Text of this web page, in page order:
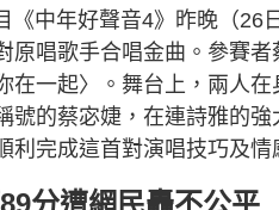
《中年好聲音4》昨晚（26
原唱歌手合唱金曲。參賽
在一起〉。舞台上，兩人
號的蔡宓婕，在連詩雅的
利完成這首對演唱技巧及